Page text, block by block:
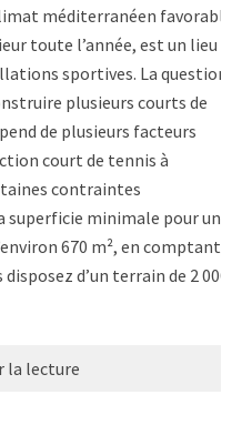
méditerranéen favorable
toute l’année, est un lieu
sportives. La question
plusieurs courts de
de plusieurs facteurs
court de tennis à
contraintes
superficie minimale pour un
670 m², en comptant
d’un terrain de 2 000
la lecture